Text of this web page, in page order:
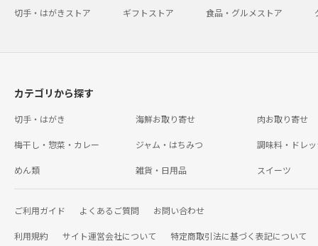
切手・はがきストア ギフトストア 食品・グルメストア
カテゴリから探す
切手・はがき 海鮮お取り寄せ 肉お取り寄せ
梅干し・惣菜・カレー ジャム・はちみつ 調味料・ドレ
めん類 雑貨・日用品 スイーツ
ご利用ガイド よくあるご質問 お問い合わせ
利用規約 サイト運営会社について 特定商取引法に基づく表記について